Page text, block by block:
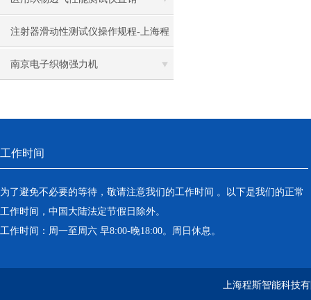
精密恒温水槽
离心机
循环水槽
微孔板孵育器
注射器滑动性测试仪操作规程-上海程
斯
南京电子织物强力机
工作时间
为了避免不必要的等待，敬请注意我们的工作时间 。以下是我们的正常
工作时间，中国大陆法定节假日除外。
工作时间：周一至周六 早8:00-晚18:00。周日休息。
上海程斯智能科技